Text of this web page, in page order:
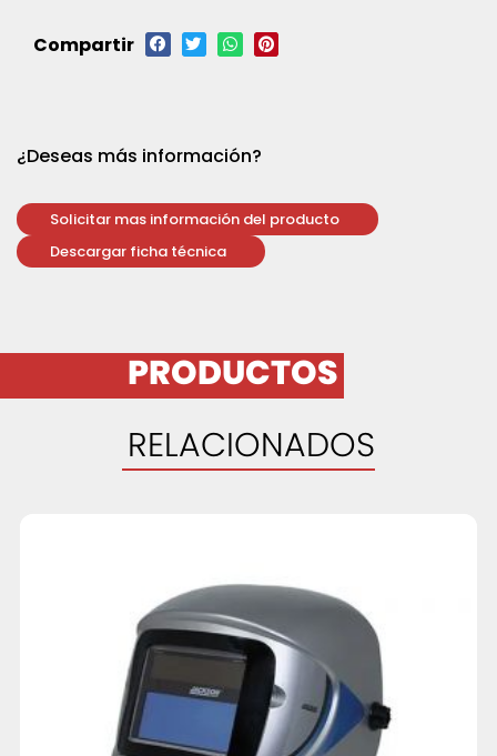
Compartir
¿Deseas más información?
Solicitar mas información del producto
Descargar ficha técnica
PRODUCTOS
RELACIONADOS